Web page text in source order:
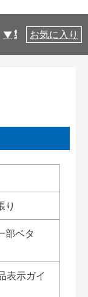
製品仕様
お気に入り
り
部ベタ
示ガイ